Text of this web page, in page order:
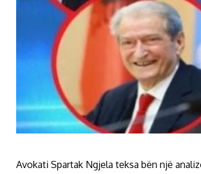
Avokati Spartak Ngjela teksa bën një